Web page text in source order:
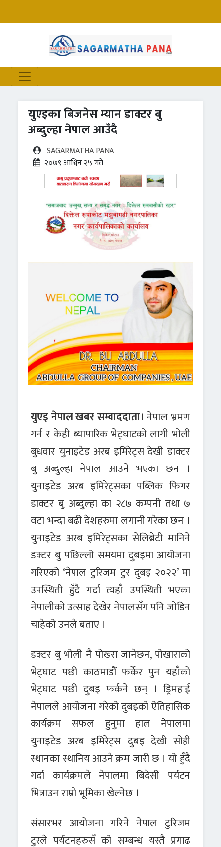
युएइका बिजनेस म्यान डाक्टर बु
अब्दुल्हा नेपाल आउँदै
SAGARMATHA PANA
२०७९ आश्विन २५ गते
युएइ नेपाल खबर सम्वाददाता। नेपाल भ्रमण
गर्न र केही ब्यापारिक भेट्घाटको लागी भोली
बुधवार युनाइटेड अरब इमिरेट्स देखी डाक्टर
बु अब्दुल्हा नेपाल आउने भएका छन ।
युनाइटेड अरब इमिरेट्सका पब्लिक फिगर
डाक्टर बु अब्दुल्हा का २८७ कम्पनी तथा ७
वटा भन्दा बढी देशहरुमा लगानी गरेका छन ।
युनाइटेड अरब इमिरेट्सका सेलिब्रेटी मानिने
डक्टर बु पछिल्लो समयमा दुबइमा आयोजना
गरिएको ‘नेपाल टुरिजम टुर दुबइ २०२२’ मा
उपस्थिती हुँदै गर्दा त्यहाँ उपस्थिती भएका
नेपालीको उत्साह देखेर नेपालसँग पनि जोडिन
चाहेको उनले बताए ।
डक्टर बु भोली नै पोखरा जानेछन, पोखाराको
भेट्घाट पछी काठमाडौँ फर्केर पुन यहाँको
भेट्घाट पछी दुबइ फर्कने छन् । ड्रिमहाई
नेपालले आयोजना गरेको दुबइको ऐतिहासिक
कार्यक्रम सफल हुनुमा हाल नेपालमा
युनाइटेड अरब इमिरेट्स दुबइ देखी सोही
स्थानका स्थानिय आउने क्रम जारी छ । यो हुँदै
गर्दा कार्यक्रमले नेपालमा बिदेसी पर्यटन
भित्राउन राम्रो भूमिका खेल्नेछ ।
संसारभर आयोजना गरिने नेपाल टुरिजम
टुरले पर्यटनहरुसँ को सम्बन्ध यस्तै प्रगाढ